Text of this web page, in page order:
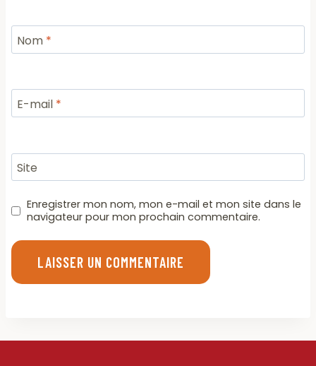
Nom *
E-mail *
Site
Enregistrer mon nom, mon e-mail et mon site dans le
navigateur pour mon prochain commentaire.